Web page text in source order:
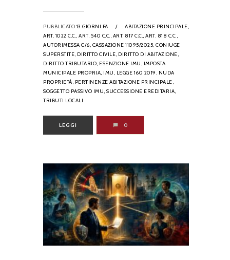
PUBBLICATO 13 GIORNI FA /
ABITAZIONE PRINCIPALE,
ART. 1022 C.C., ART. 540 C.C., ART. 817 C.C., ART. 818 C.C.,
AUTORIMESSA C/6, CASSAZIONE 11095/2025, CONIUGE
SUPERSTITE, DIRITTO CIVILE, DIRITTO DI ABITAZIONE,
DIRITTO TRIBUTARIO, ESENZIONE IMU, IMPOSTA
MUNICIPALE PROPRIA, IMU, LEGGE 160 2019, NUDA
PROPRIETÀ, PERTINENZE ABITAZIONE PRINCIPALE,
SOGGETTO PASSIVO IMU, SUCCESSIONE EREDITARIA,
TRIBUTI LOCALI
LEGGI 0